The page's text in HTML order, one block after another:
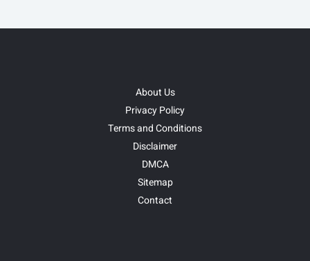
About Us
Privacy Policy
Terms and Conditions
Disclaimer
DMCA
Sitemap
Contact